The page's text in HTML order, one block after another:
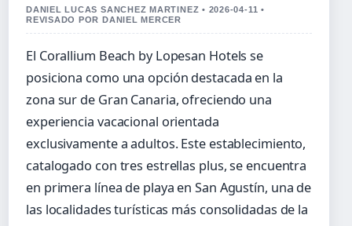
DANIEL LUCAS SANCHEZ MARTINEZ • 2026-04-11 •
REVISADO POR DANIEL MERCER
El Corallium Beach by Lopesan Hotels se
posiciona como una opción destacada en la
zona sur de Gran Canaria, ofreciendo una
experiencia vacacional orientada
exclusivamente a adultos. Este establecimiento,
catalogado con tres estrellas plus, se encuentra
en primera línea de playa en San Agustín, una de
las localidades turísticas más consolidadas de la